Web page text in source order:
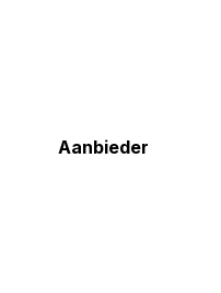
Aanbieder